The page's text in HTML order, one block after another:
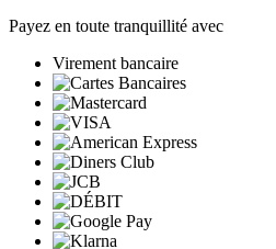
Payez en toute tranquillité avec
Virement bancaire